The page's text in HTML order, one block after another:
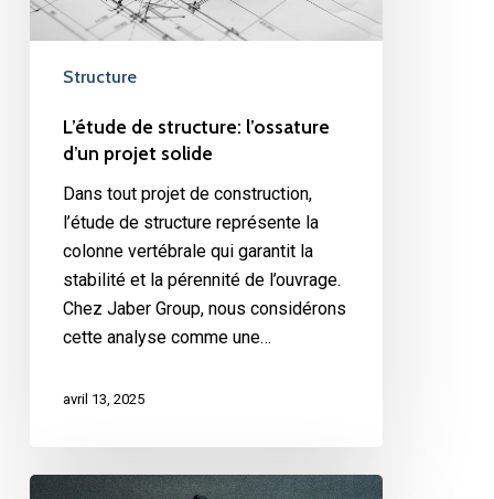
Structure
L’étude de structure: l’ossature
d’un projet solide
Dans tout projet de construction,
l’étude de structure représente la
colonne vertébrale qui garantit la
stabilité et la pérennité de l’ouvrage.
Chez Jaber Group, nous considérons
cette analyse comme une…
avril 13, 2025
La